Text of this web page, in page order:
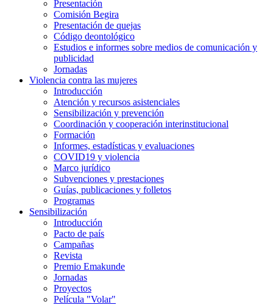
Presentación
Comisión Begira
Presentación de quejas
Código deontológico
Estudios e informes sobre medios de comunicación y
publicidad
Jornadas
Violencia contra las mujeres
Introducción
Atención y recursos asistenciales
Sensibilización y prevención
Coordinación y cooperación interinstitucional
Formación
Informes, estadísticas y evaluaciones
COVID19 y violencia
Marco jurídico
Subvenciones y prestaciones
Guías, publicaciones y folletos
Programas
Sensibilización
Introducción
Pacto de país
Campañas
Revista
Premio Emakunde
Jornadas
Proyectos
Película "Volar"